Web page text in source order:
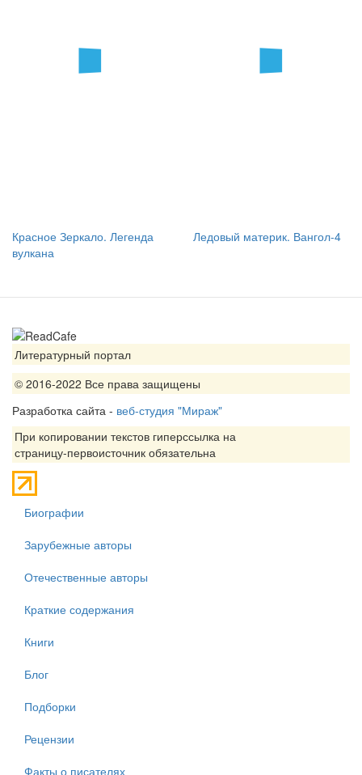
Красное Зеркало. Легенда
вулкана
Ледовый материк. Вангол-4
Литературный портал
© 2016-2022 Все права защищены
Разработка сайта - веб-студия "Мираж"
При копировании текстов гиперссылка на
страницу-первоисточник обязательна
Биографии
Зарубежные авторы
Отечественные авторы
Краткие содержания
Книги
Блог
Подборки
Рецензии
Факты о писателях